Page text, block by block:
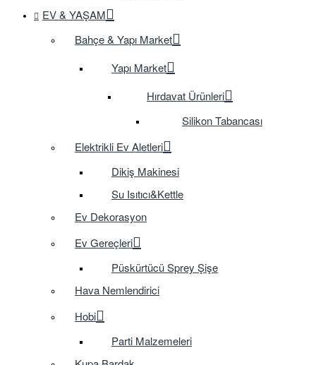
EV & YAŞAM
Bahçe & Yapı Market
Yapı Market
Hırdavat Ürünleri
Silikon Tabancası
Elektrikli Ev Aletleri
Dikiş Makinesi
Su Isıtıcı&Kettle
Ev Dekorasyon
Ev Gereçleri
Püskürtücü Sprey Şişe
Hava Nemlendirici
Hobi
Parti Malzemeleri